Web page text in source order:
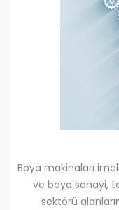
Boya makinaları
ve boya sanayi,
sektörü